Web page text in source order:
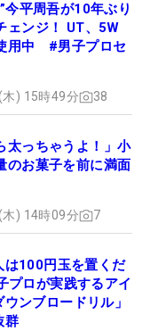
今平周吾が10年ぶり
ェンジ！ UT、5W
用中 #男子プロセ
) 15時49分 38
太っちゃうよ！」小
のお菓子を前に満面
) 14時09分 7
は100円玉を置くだ
プロが実践するアイ
ンブロードリル」
群